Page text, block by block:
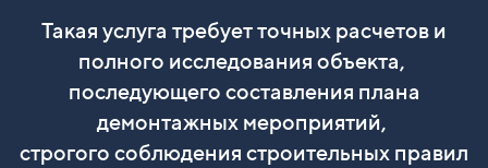
Такая услуга требует точных расчетов и
полного исследования объекта,
последующего составления плана
демонтажных мероприятий,
строгого соблюдения строительных правил